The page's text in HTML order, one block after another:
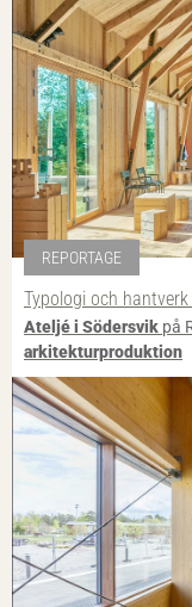
REPORTAGE
Typologi och
Ateljé i Södersvik på
arkitekturproduktion